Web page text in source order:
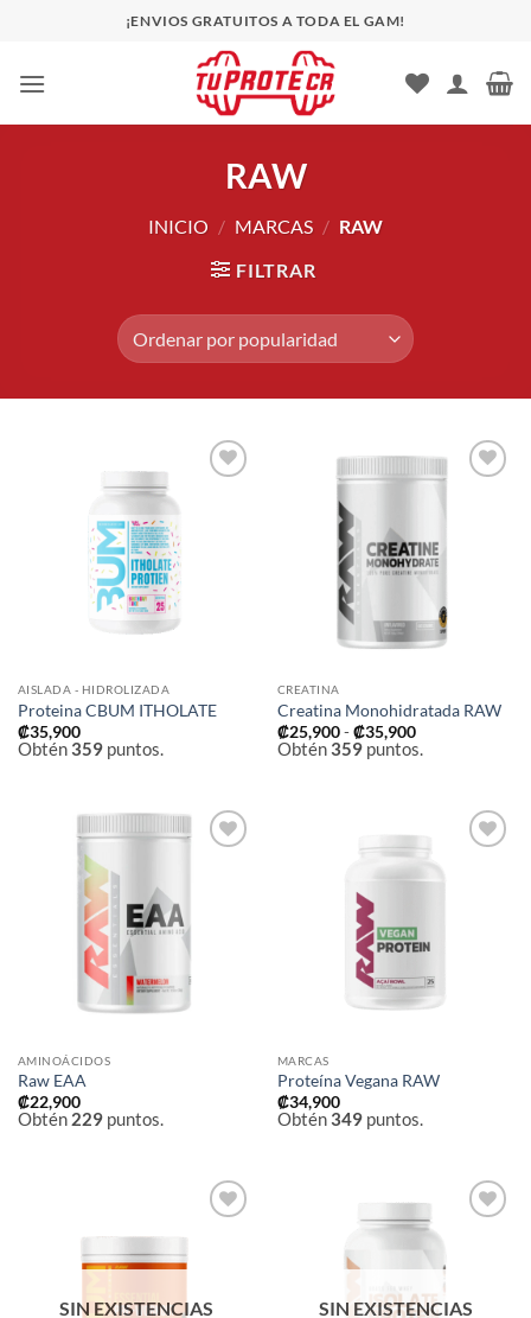
contenido
¡ENVIOS GRATUITOS A TODA EL GAM!
RAW
INICIO / MARCAS / RAW
FILTRAR
AISLADA - HIDROLIZADA
Proteina CBUM ITHOLATE
₡35,900
Obtén359puntos.
CREATINA
Creatina Monohidratada RAW
₡25,900 - ₡35,900Rango
de
precios:
₡35,900
Obtén359puntos.
AMINOÁCIDOS
Raw EAA
₡22,900
Obtén 229puntos.
MARCAS
Proteína Vegana RAW
₡34,900
Obtén349puntos.
SIN EXISTENCIAS SIN EXISTENCIAS